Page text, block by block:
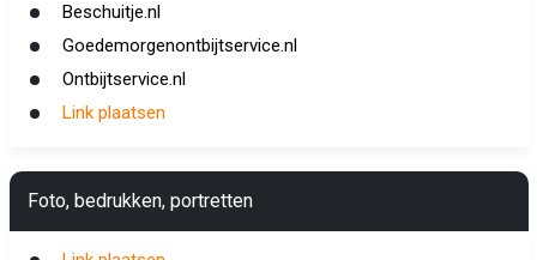
Beschuitje.nl
Goedemorgenontbijtservice.nl
Ontbijtservice.nl
Link plaatsen
Foto, bedrukken, portretten